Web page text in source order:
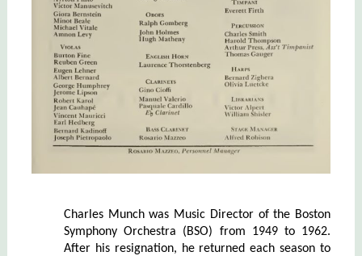
Charles Munch was Music Director of the Boston
Symphony Orchestra (BSO) from 1949 to 1962.
After his resignation, he returned each season to